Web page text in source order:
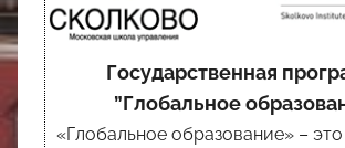
Государственная
”Глобальное
«Глобальное образование» – это